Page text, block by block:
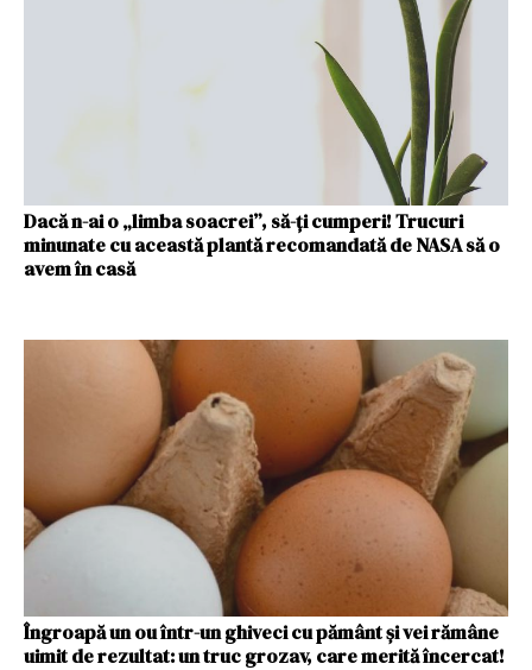
Dacă n-ai o „limba soacrei”, să-ți cumperi! Trucuri
minunate cu această plantă recomandată de NASA să o
avem în casă
Îngroapă un ou într-un ghiveci cu pământ și vei rămâne
uimit de rezultat: un truc grozav, care merită încercat!